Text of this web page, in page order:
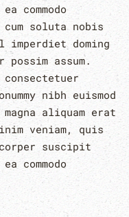
commodo
cum soluta nobis
doming
assum.
nibh euismod
aliquam erat
veniam, quis
suscipit
commodo